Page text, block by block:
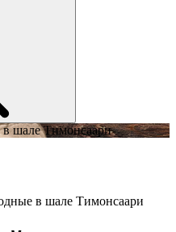
шале Тимонсаари
в шале Тимонсаари